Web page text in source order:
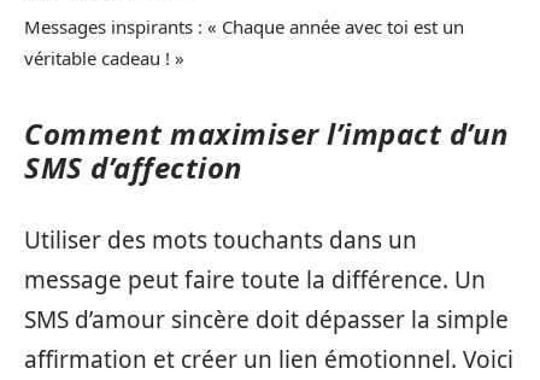
Messages inspirants : « Chaque année avec toi est un
véritable cadeau ! »
Comment maximiser l’impact d’un
SMS d’affection
Utiliser des mots touchants dans un
message peut faire toute la différence. Un
SMS d’amour sincère doit dépasser la simple
affirmation et créer un lien émotionnel. Voici